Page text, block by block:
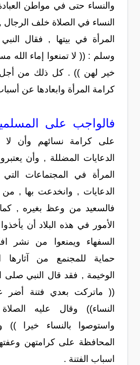
والنساء حتى في مواطن
النساء في الصلاة خلف
المرأة في بيتها , فقال
وسلم : (( لا تمنعوا إماء الله
خير لهن )) . كل ذلك من
كرامة المرأة وابعادها عن
فالواجب على
على كرامة نسائهم وأن لا
الدعايات المضللة , وأن
المرأة في المجتماعات
الدعايات , وانخدعت بها ,
فالسعيد من وعظ بغيره ,
الأمور في هذه البلاد أن
السفهاء ويمنعوا من نشر
حماية للمجنمع من آثارها
الوخيمة , فقد قال النبي صلى
(( ماتركت بعدي فتنة أضر
النساء)) وقال عليه
واستوصوا بالنساء خيرا ))
المحافظة على كرامتهن
اسباب الفتنة .